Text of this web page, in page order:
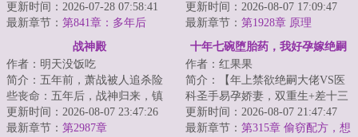
灾荒年，一个和他同名同姓的男
人身上，并且...
更新时间：2026-07-28 07:58:41
最新章节： 第841章：多年后
入）】半个月撵走三个班主任。
面对有着人均混世魔...
更新时间：2026-08-07 17:09:47
最新章节： 第1928章 原理
战神殿
作者：明天没饭吃
简介：五年前，萧战被人追杀险
些丧命：五年后，战神归来，镇
压世间一切宵小。...
更新时间：2026-08-07 23:47:26
最新章节： 第2987章
十年七碗堕胎药，我好孕嫁绝嗣
他悔疯了
作者：红果果
简介：【年上禁欲绝嗣大佬VS医
科圣手易孕娇妻，双重生+差十三
岁+打脸虐渣+渣夫火葬场】
&lt;br/&gt; 苏婉...
更新时间：2026-08-07 21:47:47
最新章节： 第315章 偷窃配方，想